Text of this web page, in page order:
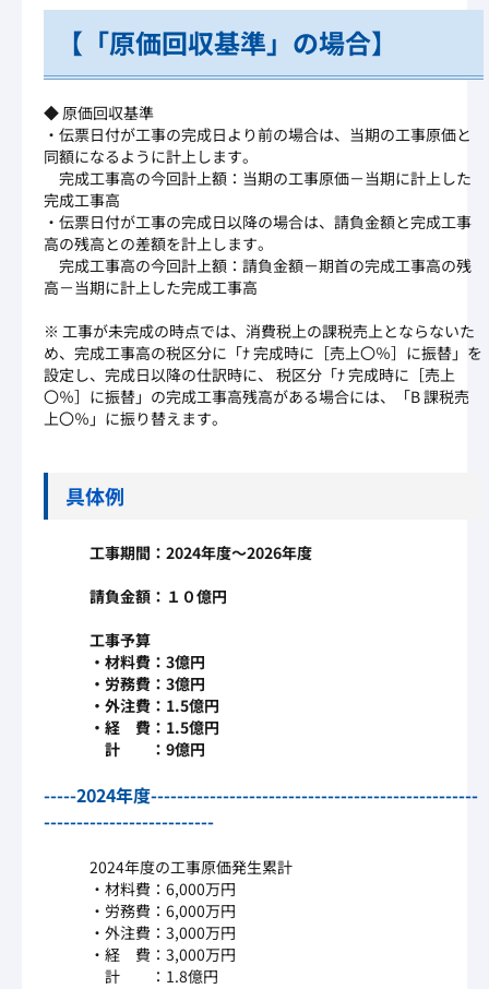
【「原価回収基準」の場合】
◆ 原価回収基準
・伝票日付が工事の完成日より前の場合は、当期の工事原価と
同額になるように計上します。
完成工事高の今回計上額：当期の工事原価－当期に計上した
完成工事高
・伝票日付が工事の完成日以降の場合は、請負金額と完成工事
高の残高との差額を計上します。
完成工事高の今回計上額：請負金額－期首の完成工事高の残
高－当期に計上した完成工事高
※ 工事が未完成の時点では、消費税上の課税売上とならないた
め、完成工事高の税区分に「ﾅ 完成時に［売上〇％］に振替」を
設定し、完成日以降の仕訳時に、 税区分「ﾅ 完成時に［売上
〇％］に振替」の完成工事高残高がある場合には、「B 課税売
上〇％」に振り替えます。
具体例
工事期間：2024年度～2026年度
請負金額：１０億円
工事予算
・材料費：3億円
・労務費：3億円
・外注費：1.5億円
・経 費：1.5億円
計 ：9億円
-----2024年度--------------------------------------------------
--------------------------
2024年度の工事原価発生累計
・材料費：6,000万円
・労務費：6,000万円
・外注費：3,000万円
・経 費：3,000万円
計 ：1.8億円